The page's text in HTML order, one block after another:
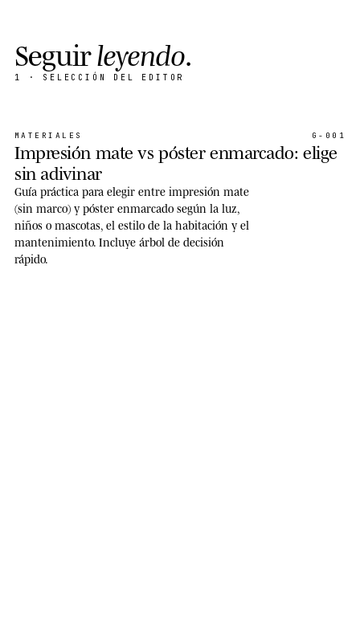
Seguirleyendo.
1 · SELECCIÓN DEL EDITOR
MATERIALES G-001
Impresión mate vs póster enmarcado: elige
sin adivinar
Guía práctica para elegir entre impresión mate
(sin marco) y póster enmarcado según la luz,
niños o mascotas, el estilo de la habitación y el
mantenimiento. Incluye árbol de decisión
rápido.